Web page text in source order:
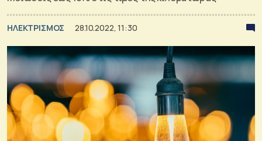
ΗΛΕΚΤΡΙΣΜΟΣ 28.10.2022, 11:30